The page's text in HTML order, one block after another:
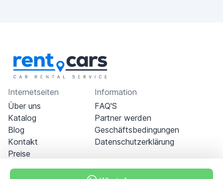
Internetseiten
Über uns
Katalog
Blog
Kontakt
Preise
Information
FAQ'S
Partner werden
Geschäftsbedingungen
Datenschutzerklärung